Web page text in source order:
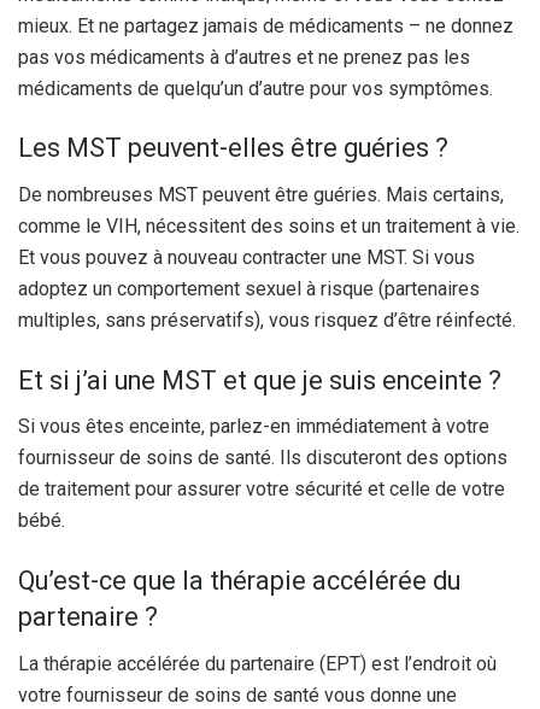
mieux. Et ne partagez jamais de médicaments – ne donnez
pas vos médicaments à d’autres et ne prenez pas les
médicaments de quelqu’un d’autre pour vos symptômes.
Les MST peuvent-elles être guéries ?
De nombreuses MST peuvent être guéries. Mais certains,
comme le VIH, nécessitent des soins et un traitement à vie.
Et vous pouvez à nouveau contracter une MST. Si vous
adoptez un comportement sexuel à risque (partenaires
multiples, sans préservatifs), vous risquez d’être réinfecté.
Et si j’ai une MST et que je suis enceinte ?
Si vous êtes enceinte, parlez-en immédiatement à votre
fournisseur de soins de santé. Ils discuteront des options
de traitement pour assurer votre sécurité et celle de votre
bébé.
Qu’est-ce que la thérapie accélérée du
partenaire ?
La thérapie accélérée du partenaire (EPT) est l’endroit où
votre fournisseur de soins de santé vous donne une